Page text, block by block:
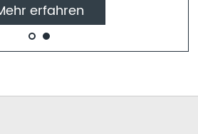
erfahren